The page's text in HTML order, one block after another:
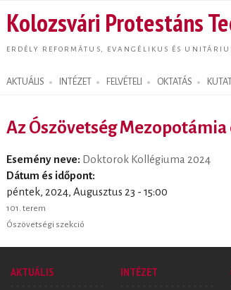
Kolozsvári Protestáns
ERDÉLY REFORMÁTUS, EVANGÉLIKUS ÉS
AKTUÁLIS INTÉZET FELVÉTELI OKTATÁS
Search form
Az Ószövetség
Esemény neve: Doktorok Kollégiuma 2024
Dátum és időpont:
péntek, 2024, Augusztus 23 - 15:00
101. terem
Ószövetségi szekció
AKTUÁLIS
INTÉZET